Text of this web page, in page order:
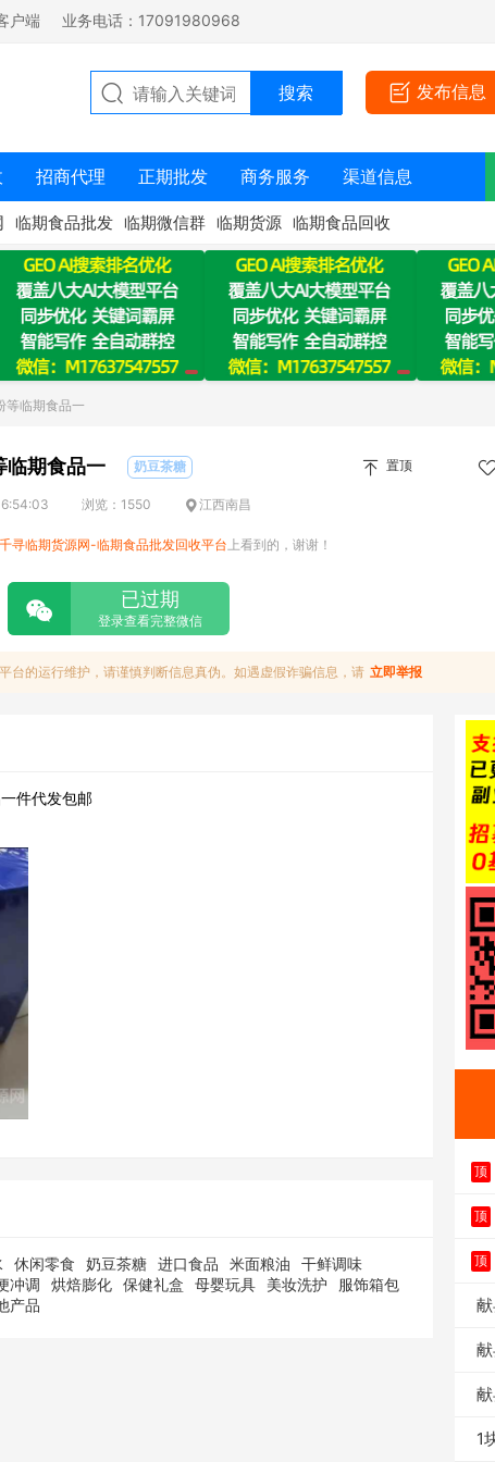
户端 业务电话：17091980968
发布信息
招商代理 正期批发 商务服务 渠道信息
临期食品批发 临期微信群 临期货源 临期食品回收
等临期食品一
螺蛳粉等临期食品一 奶豆茶糖 置顶
浏览：1550 江西南昌
千寻临期货源网-临期食品批发回收平台 上看到的，谢谢！
已过期
登录查看完整微信
台的运行维护，请谨慎判断信息真伪。如遇虚假诈骗信息，请 立即举报
件代发包邮
休闲零食 奶豆茶糖 进口食品 米面粮油
干鲜调味
冲调 烘焙膨化 保健礼盒 母婴玩具 美妆洗护
服饰箱包
产品
顶
顶
顶
1